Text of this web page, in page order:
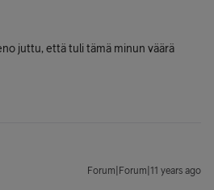
juttu, että tuli tämä minun väärä
Forum|Forum|11 years ago